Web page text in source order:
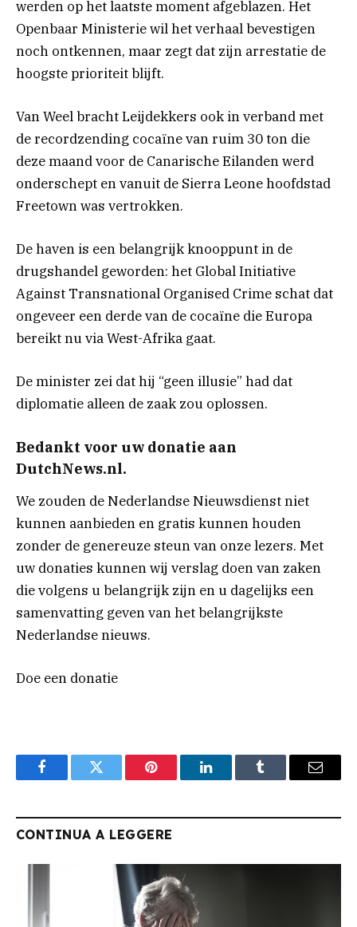
werden op het laatste moment afgeblazen. Het
Openbaar Ministerie wil het verhaal bevestigen
noch ontkennen, maar zegt dat zijn arrestatie de
hoogste prioriteit blijft.
Van Weel bracht Leijdekkers ook in verband met
de recordzending cocaïne van ruim 30 ton die
deze maand voor de Canarische Eilanden werd
onderschept en vanuit de Sierra Leone hoofdstad
Freetown was vertrokken.
De haven is een belangrijk knooppunt in de
drugshandel geworden: het Global Initiative
Against Transnational Organised Crime schat dat
ongeveer een derde van de cocaïne die Europa
bereikt nu via West-Afrika gaat.
De minister zei dat hij “geen illusie” had dat
diplomatie alleen de zaak zou oplossen.
Bedankt voor uw donatie aan
DutchNews.nl.
We zouden de Nederlandse Nieuwsdienst niet
kunnen aanbieden en gratis kunnen houden
zonder de genereuze steun van onze lezers. Met
uw donaties kunnen wij verslag doen van zaken
die volgens u belangrijk zijn en u dagelijks een
samenvatting geven van het belangrijkste
Nederlandse nieuws.
Doe een donatie
FacebookTwitter Pinterest LinkedInTumblr Email
CONTINUA A LEGGERE